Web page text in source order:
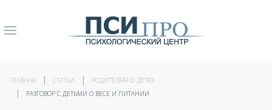
ГЛАВНАЯ СТАТЬИ
РОДИТЕЛЯМ О ДЕТЯХ
РАЗГОВОР С ДЕТЬМИ О ВЕСЕ И ПИТАНИИ